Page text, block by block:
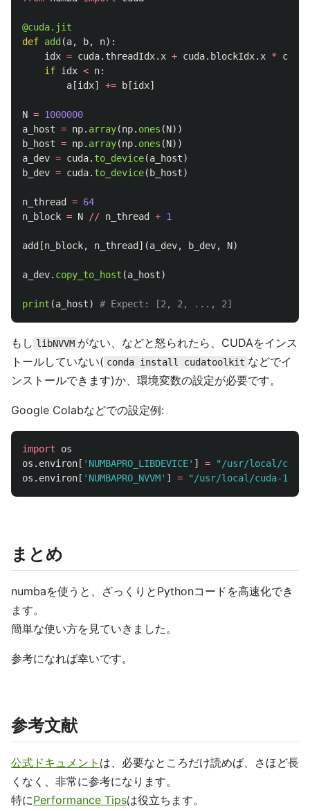
@cuda.jit
def add (a, b, n):
idx = cuda. threadIdx. x + cuda. blockIdx. x * cuda
if idx < n:
a [idx] += b [idx]
N = 1000000
a_host = np. array(np. ones (N))
b_host = np. array(np. ones (N))
a_dev = cuda. to_device(a_host)
b_dev = cuda. to_device( b_host)
n_thread = 64
n_block = N // n_thread + 1
add [n_block, n_thread ](a_dev, b_dev, N)
a_dev. copy_to_host (a_host)
print (a_host)
もし libNVVM がない、などと怒られたら、CUDAをインス
トールしていない( conda install cudatoolkit などでイ
ンストールできます)か、環境変数の設定が必要です。
Google Colabなどでの設定例:
import
os
os . environ [ ' NUMBAPRO_LIBDEVICE' ] = " /usr/local/
os . environ [ ' NUMBAPRO_NVVM' ] = " /usr/local/cuda-
まとめ
numbaを使うと、ざっくりとPythonコードを高速化でき
ます。
簡単な使い方を見ていきました。
参考になれば幸いです。
参考文献
公式ドキュメント は、必要なところだけ読めば、さほど長
くなく、非常に参考になります。
特にPerformance Tipsは役立ちます。